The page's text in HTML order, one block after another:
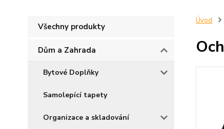
Všechny produkty
Dům a Zahrada
Bytové Doplňky
Samolepící tapety
Organizace a skladování
Úvod